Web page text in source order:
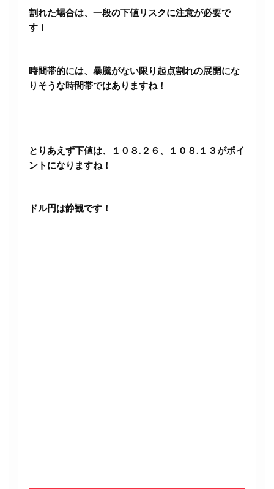
割れた場合は、一段の下値リスクに注意が必要で
す！
時間帯的には、暴騰がない限り起点割れの展開にな
りそうな時間帯ではありますね！
とりあえず下値は、１０８.２６、１０８.１３がポイ
ントになりますね！
ドル円は静観です！